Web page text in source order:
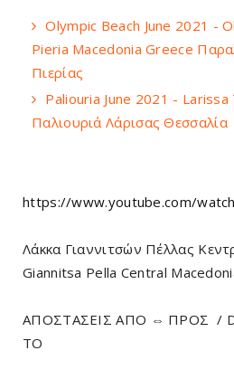
Olympic Beach June 2021 -
Pieria Macedonia Greece
Πιερίας
Paliouria June 2021 -
Παλιουριά Λάρισας Θεσσαλία
https://www.youtube.com/
Λάκκα Γιαννιτσών Πέλλας
Giannitsa Pella Central
ΑΠΟΣΤΑΣΕΙΣ ΑΠΟ ⇔ ΠΡΟΣ /
TO